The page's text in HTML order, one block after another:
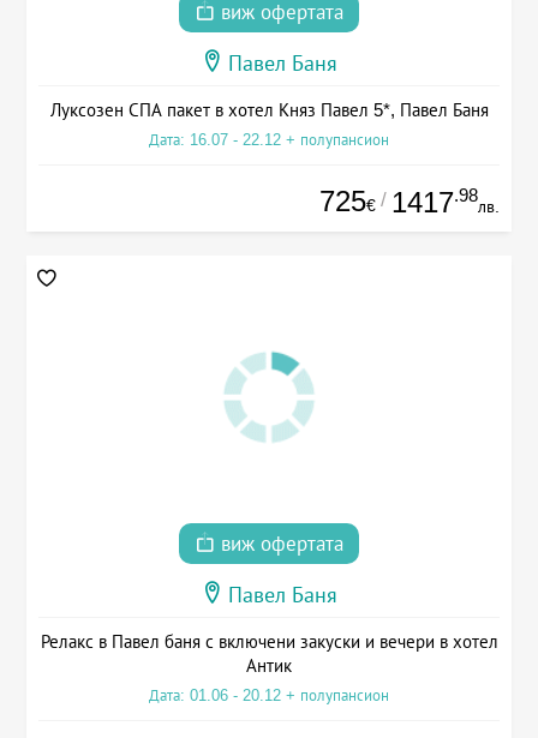
виж офертата
Павел Баня
Луксозен СПА пакет в хотел Княз Павел 5*, Павел Баня
Дата: 16.07 - 22.12 + полупансион
725€ / 1417.98
лв.
виж офертата
Павел Баня
Релакс в Павел баня с включени закуски и вечери в хотел
Антик
Дата: 01.06 - 20.12 + полупансион